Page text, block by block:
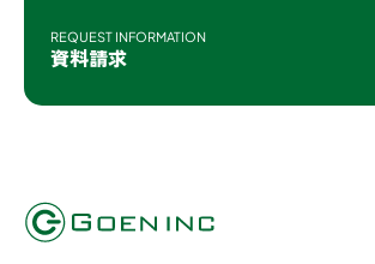
REQUEST INFORMATION
資料請求